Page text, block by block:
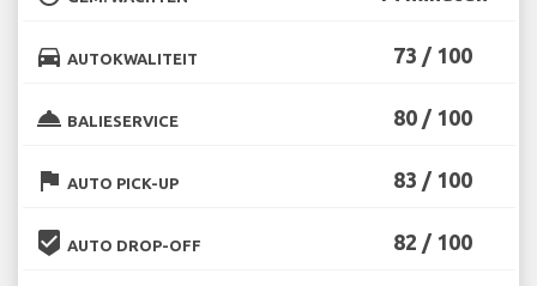
directions_car AUTOKWALITEIT 73 / 100
room_service BALIESERVICE 80 / 100
flag AUTO PICK-UP 83 / 100
beenhere AUTO DROP-OFF 82 / 100